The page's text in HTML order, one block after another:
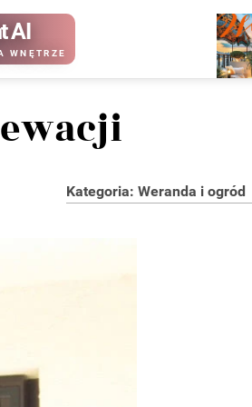
AI
WNĘTRZE
Nowy
kup ten
Kategoria: Weranda i ogród